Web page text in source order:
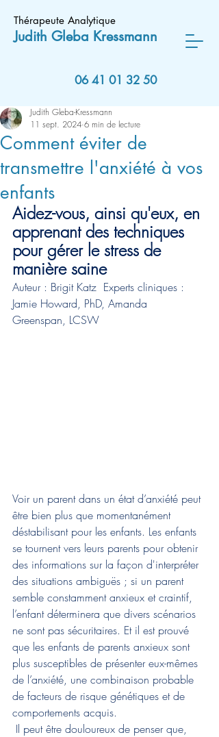
Thérapeute Analytique
Judith Gleba Kressmann
06 41 01 32 50
Comment éviter de
transmettre l'anxiété à vos
enfants
Judith Gleba-Kressmann
11 sept. 2024 6 min de lecture
Aidez-vous, ainsi qu'eux, en
apprenant des techniques
pour gérer le stress de
manière saine
Auteur : Brigit Katz  Experts cliniques :
Jamie Howard, PhD, Amanda
Greenspan, LCSW
Voir un parent dans un état d’anxiété peut
être bien plus que momentanément
déstabilisant pour les enfants. Les enfants
se tournent vers leurs parents pour obtenir
des informations sur la façon d'interpréter
des situations ambiguës ; si un parent
semble constamment anxieux et craintif,
l’enfant déterminera que divers scénarios
ne sont pas sécuritaires. Et il est prouvé
que les enfants de parents anxieux sont
plus susceptibles de présenter eux-mêmes
de l’anxiété, une combinaison probable
de facteurs de risque génétiques et de
comportements acquis.